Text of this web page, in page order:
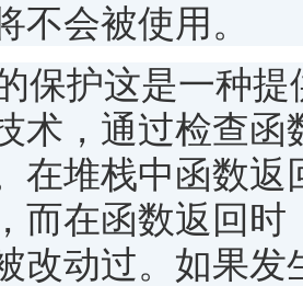
不会被使用。
保护这是一种
术，通过检查
在堆栈中函数返
而在函数返回
改动过。如果发